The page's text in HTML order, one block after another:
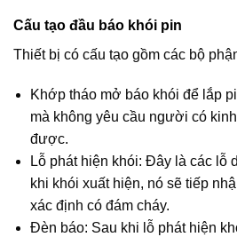
Cấu tạo đầu báo khói pin
Thiết bị có cấu tạo gồm các bộ
Khớp tháo mở báo khói để lắp
mà không yêu cầu người có
được.
Lỗ phát hiện khói: Đây là các lỗ
khi khói xuất hiện, nó sẽ tiếp
xác định có đám cháy.
Đèn báo: Sau khi lỗ phát hiện